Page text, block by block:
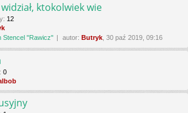
ktokolwiek wie
: 12
Stencel "Rawicz" autor: Butryk , 30 paź 2019, 09:16
: 0